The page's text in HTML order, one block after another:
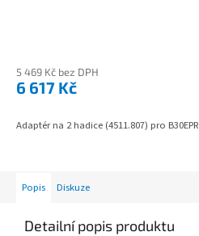
5 469 Kč bez DPH
6 617 Kč
Adaptér na 2 hadice (4511.807) pro B30EPR
Popis Diskuze
Detailní popis produktu